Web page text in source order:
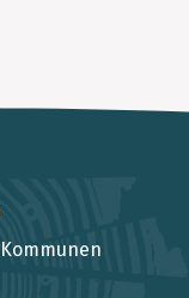
Kommunen